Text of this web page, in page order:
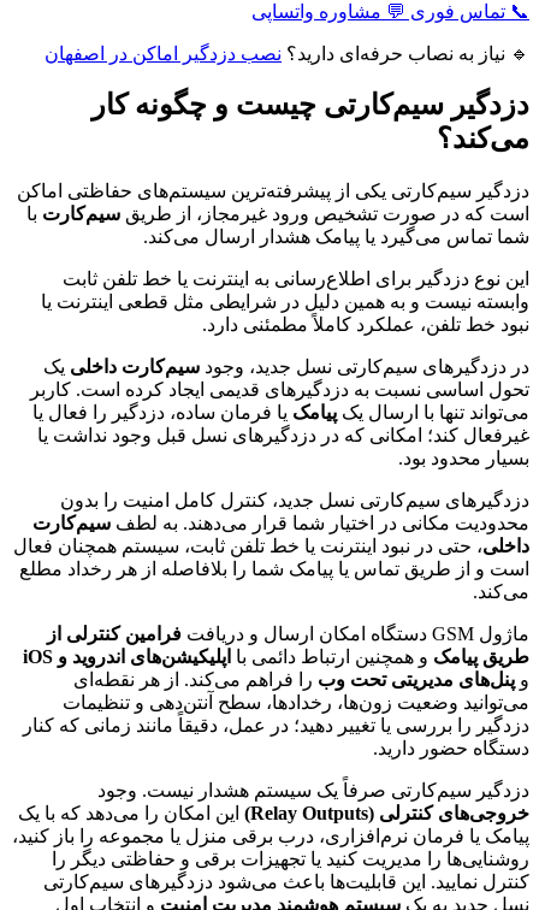
📞 تماس فوری 💬 مشاوره واتساپی
🔹 نیاز به نصاب حرفه‌ای دارید؟ نصب دزدگیر اماکن در اصفهان
دزدگیر سیم‌کارتی چیست و چگونه کار
می‌کند؟
دزدگیر سیم‌کارتی یکی از پیشرفته‌ترین سیستم‌های حفاظتی اماکن
است که در صورت تشخیص ورود غیرمجاز، از طریق سیم‌کارت با
شما تماس می‌گیرد یا پیامک هشدار ارسال می‌کند.
این نوع دزدگیر برای اطلاع‌رسانی به اینترنت یا خط تلفن ثابت
وابسته نیست و به همین دلیل در شرایطی مثل قطعی اینترنت یا
نبود خط تلفن، عملکرد کاملاً مطمئنی دارد.
در دزدگیرهای سیم‌کارتی نسل جدید، وجود سیم‌کارت داخلی یک
تحول اساسی نسبت به دزدگیرهای قدیمی ایجاد کرده است. کاربر
می‌تواند تنها با ارسال یک پیامک یا فرمان ساده، دزدگیر را فعال یا
غیرفعال کند؛ امکانی که در دزدگیرهای نسل قبل وجود نداشت یا
بسیار محدود بود.
دزدگیرهای سیم‌کارتی نسل جدید، کنترل کامل امنیت را بدون
محدودیت مکانی در اختیار شما قرار می‌دهند. به لطف سیم‌کارت
داخلی، حتی در نبود اینترنت یا خط تلفن ثابت، سیستم همچنان فعال
است و از طریق تماس یا پیامک شما را بلافاصله از هر رخداد مطلع
می‌کند.
ماژول GSM دستگاه امکان ارسال و دریافت
فرامین کنترلی از
طریق پیامک و همچنین ارتباط دائمی با اپلیکیشن‌های اندروید و iOS
و پنل‌های مدیریتی تحت وب را فراهم می‌کند. از هر نقطه‌ای
می‌توانید وضعیت زون‌ها، رخدادها، سطح آنتن‌دهی و تنظیمات
دزدگیر را بررسی یا تغییر دهید؛ در عمل، دقیقاً مانند زمانی که کنار
دستگاه حضور دارید.
دزدگیر سیم‌کارتی صرفاً یک سیستم هشدار نیست. وجود
خروجی‌های کنترلی (Relay Outputs)
این امکان را می‌دهد که با یک
پیامک یا فرمان نرم‌افزاری، درب برقی منزل یا مجموعه را باز کنید،
روشنایی‌ها را مدیریت کنید یا تجهیزات برقی و حفاظتی دیگر را
کنترل نمایید. این قابلیت‌ها باعث می‌شود دزدگیرهای سیم‌کارتی
نسل جدید به یک سیستم هوشمند مدیریت امنیت و انتخاب اول